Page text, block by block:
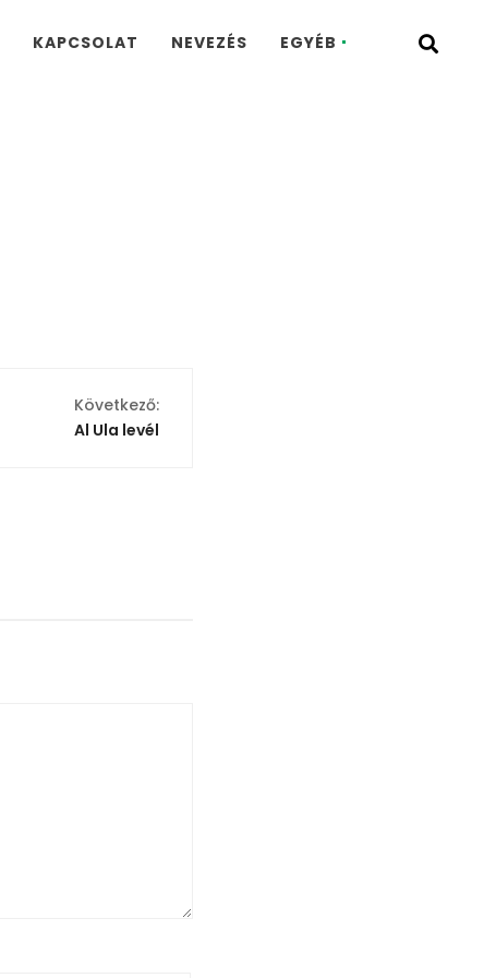
KAPCSOLAT NEVEZÉS EGYÉB
Következő:
Al Ula levél